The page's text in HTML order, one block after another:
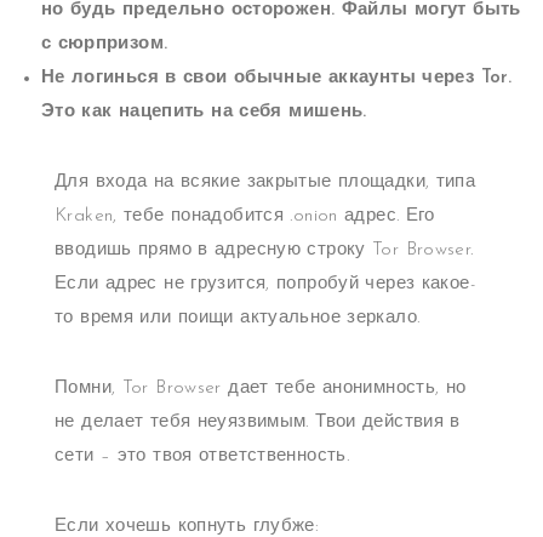
но будь предельно осторожен. Файлы могут быть
с сюрпризом.
Не логинься в свои обычные аккаунты через Tor.
Это как нацепить на себя мишень.
Для входа на всякие закрытые площадки, типа
Kraken, тебе понадобится .onion адрес. Его
вводишь прямо в адресную строку Tor Browser.
Если адрес не грузится, попробуй через какое-
то время или поищи актуальное зеркало.
Помни, Tor Browser дает тебе анонимность, но
не делает тебя неуязвимым. Твои действия в
сети – это твоя ответственность.
Если хочешь копнуть глубже: